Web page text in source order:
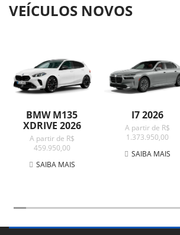
VEÍCULOS NOVOS
BMW M135
XDRIVE 2026
A partir de R$
459.950,00
SAIBA MAIS
I7 2026
A partir de R$
1.373.950,00
SAIBA MAIS